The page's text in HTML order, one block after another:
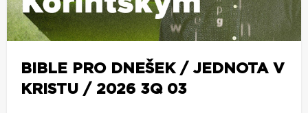
BIBLE PRO DNEŠEK / JEDNOTA V
KRISTU / 2026 3Q 03